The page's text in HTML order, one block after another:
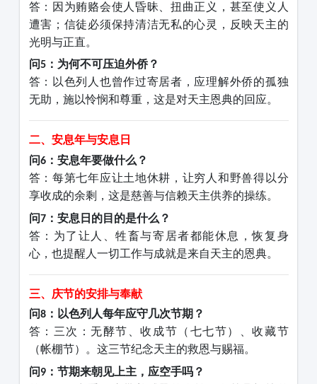
答：因为贿赂会使人昏昧、扭曲正义，甚至使义人
遭害；信徒必须保持清洁无私的心灵，反映天主的
光明与正直。
问5：为何不可压迫外侨？
答：以色列人也曾作过寄居者，应理解外侨的孤独
无助，施以怜悯和尊重，这是对天主恩典的回应。
二、安息年与安息日
问6：安息年要做什么？
答：每第七年应让土地休耕，让穷人和野兽得以分
享收成的余剩，这是慈善与信赖天主供养的操练。
问7：安息日的目的是什么？
答：为了让人、牲畜与寄居者都能休息，恢复身
心，也提醒人一切工作与成就是来自天主的恩典。
三、庆节的安排与奉献
问8：以色列人每年应守几次节期？
答：三次：无酵节、收成节（七七节）、收藏节
（帐棚节）。这三节纪念天主的救恩与赐福。
问9：节期来朝见上主，应空手吗？